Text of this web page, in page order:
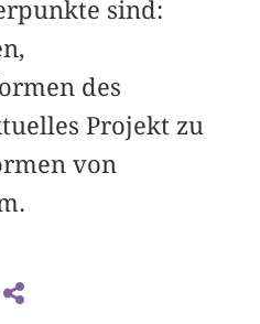
sind:
des
Projekt zu
von